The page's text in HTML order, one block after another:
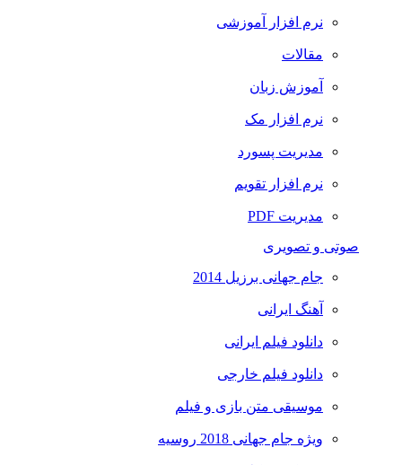
نرم افزار آموزشی
مقالات
آموزش زبان
نرم افزار مک
مدیریت پسورد
نرم افزار تقویم
مدیریت PDF
صوتی و تصویری
جام جهانی برزیل 2014
آهنگ ایرانی
دانلود فیلم ایرانی
دانلود فیلم خارجی
موسیقی متن بازی و فیلم
ویژه جام جهانی 2018 روسیه